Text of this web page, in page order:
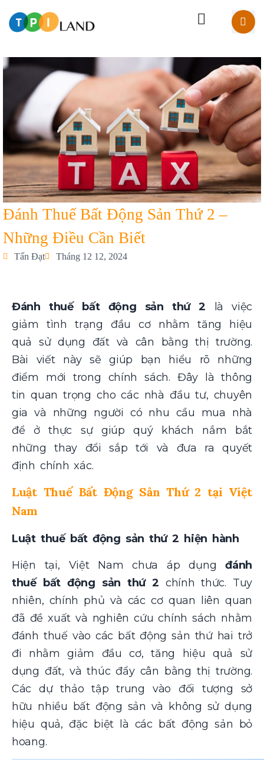
Đánh Thuế Bất Động Sản Thứ 2 –
Những Điều Cần Biết
Tấn Đạt Tháng 12 12, 2024
Đánh thuế bất động sản thứ 2 là việc
giảm tình trạng đầu cơ nhằm tăng hiệu
quả sử dụng đất và cân bằng thị trường.
Bài viết này sẽ giúp bạn hiểu rõ những
điểm mới trong chính sách. Đây là thông
tin quan trọng cho các nhà đầu tư, chuyên
gia và những người có nhu cầu mua nhà
để ở thực sự giúp quý khách nắm bắt
những thay đổi sắp tới và đưa ra quyết
định chính xác.
Luật Thuế Bất Động Sản Thứ 2 tại Việt
Nam
Luật thuế bất động sản thứ 2 hiện hành
Hiện tại, Việt Nam chưa áp dụngđánh
thuế bất động sản thứ 2 chính thức. Tuy
nhiên, chính phủ và các cơ quan liên quan
đã đề xuất và nghiên cứu chính sách nhằm
đánh thuế vào các bất động sản thứ hai trở
đi nhằm giảm đầu cơ, tăng hiệu quả sử
dụng đất, và thúc đẩy cân bằng thị trường.
Các dự thảo tập trung vào đối tượng sở
hữu nhiều bất động sản và không sử dụng
hiệu quả, đặc biệt là các bất động sản bỏ
hoang​.